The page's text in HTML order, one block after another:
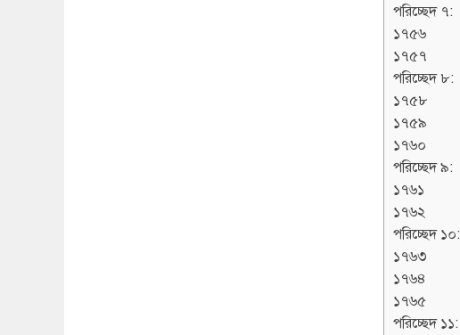
পরিচ্ছেদ ৭:
১৭৫৬
১৭৫৭
পরিচ্ছেদ ৮:
১৭৫৮
১৭৫৯
১৭৬০
পরিচ্ছেদ ৯:
১৭৬১
১৭৬২
পরিচ্ছেদ ১০:
১৭৬৩
১৭৬৪
১৭৬৫
পরিচ্ছেদ ১১: